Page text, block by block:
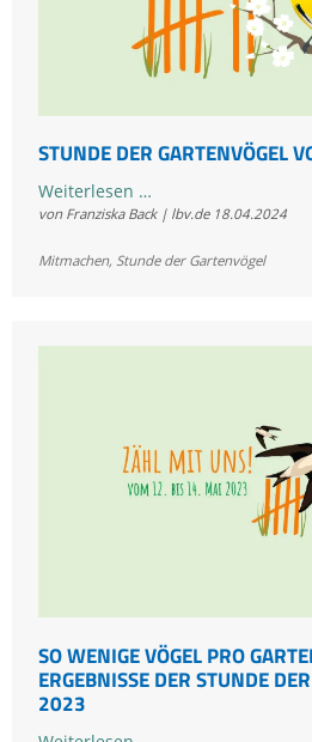
STUNDE DER GARTENVÖGEL
Weiterlesen …Stunde
der
von Franziska Back | lbv.de 18.04.2024
Mitmachen, Stunde der Gartenvögel
SO WENIGE VÖGEL PRO
ERGEBNISSE DER STUNDE
2023